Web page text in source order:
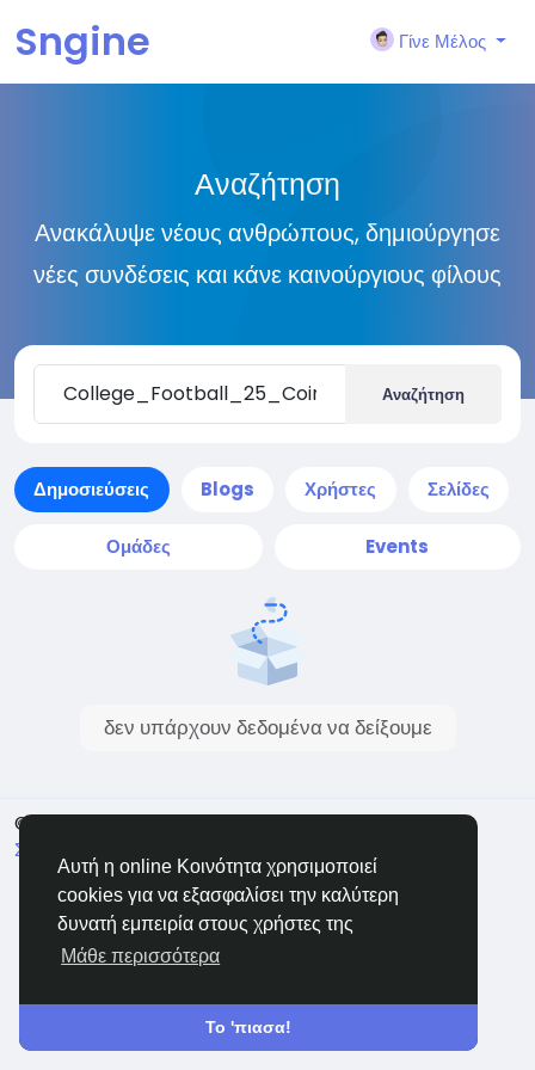
Αυτή η online Κοινότητα χρησιμοποιεί
cookies για να εξασφαλίσει την καλύτερη
δυνατή εμπειρία στους χρήστες της
Μάθε περισσότερα
Το 'πιασα!
Sngine Γίνε Μέλος
Αναζήτηση
Ανακάλυψε νέους ανθρώπους, δημιούργησε
νέες συνδέσεις και κάνε καινούργιους φίλους
Αναζήτηση
Δημοσιεύσεις Blogs Χρήστες Σελίδες
Ομάδες Events
δεν υπάρχουν δεδομένα να δείξουμε
© 2026 Sngine
Σχετικά
Κατάλογος